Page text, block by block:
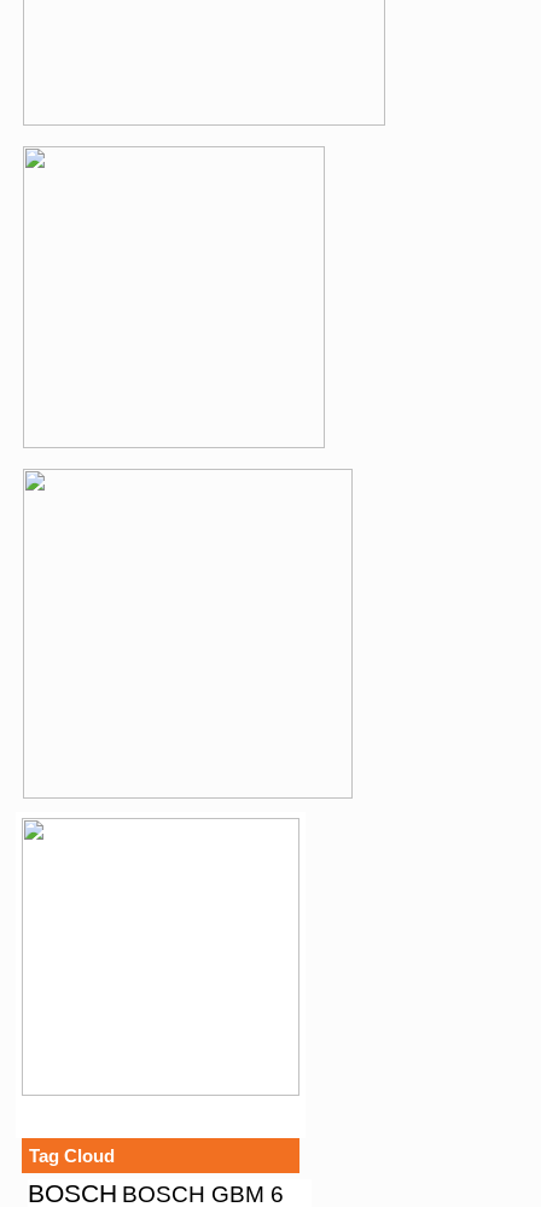
Tag Cloud
BOSCH BOSCH GBM 6